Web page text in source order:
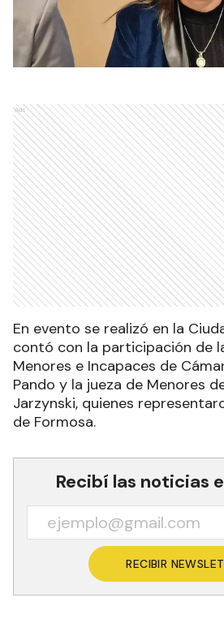
Ads
En evento se realizó en la
contó con la participación de
Menores e Incapaces de
Pando y la jueza de Menores
Jarzynski, quienes
de Formosa.
Recibí las noticias
RECIBIR